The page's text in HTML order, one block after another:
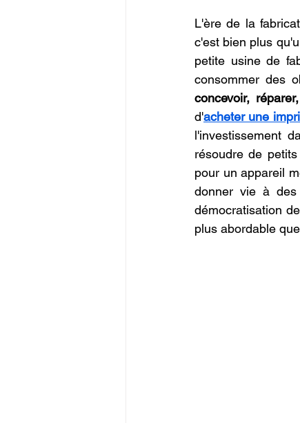
L'ère de la
c'est bien plus
petite usine de
concevoir,
d'acheter une
l'investissement
résoudre de
pour un appareil
donner vie à des
démocratisation
plus abordable